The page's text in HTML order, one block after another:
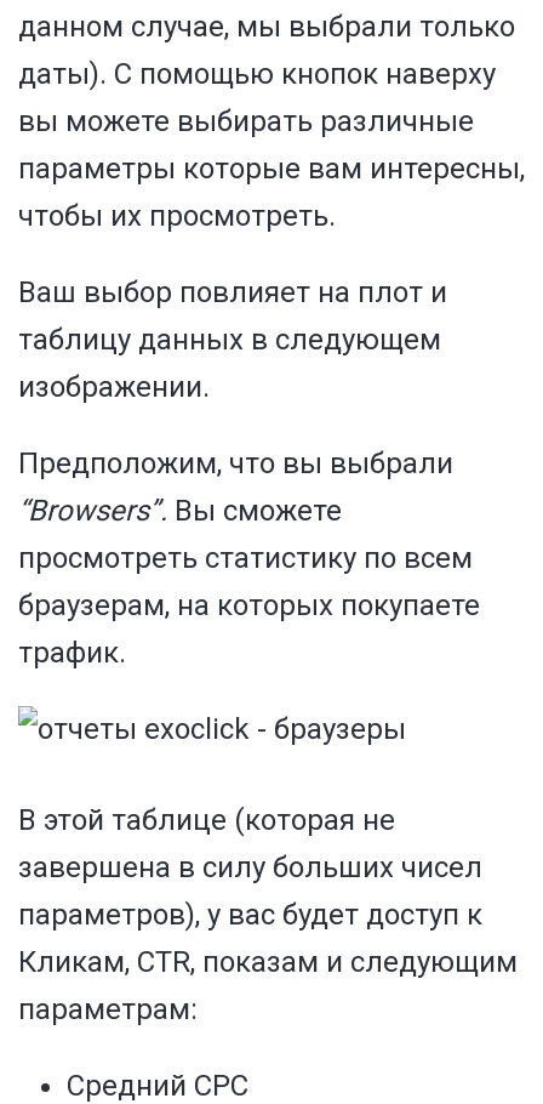
данном случае, мы выбрали только
даты). С помощью кнопок наверху
вы можете выбирать различные
параметры которые вам интересны,
чтобы их просмотреть.
Ваш выбор повлияет на плот и
таблицу данных в следующем
изображении.
Предположим, что вы выбрали
“Browsers”. Вы сможете
просмотреть статистику по всем
браузерам, на которых покупаете
трафик.
В этой таблице (которая не
завершена в силу больших чисел
параметров), у вас будет доступ к
Кликам, CTR, показам и следующим
параметрам:
Средний CPC